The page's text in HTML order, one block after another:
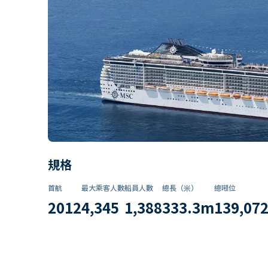
規格
首航
2012
最大乘客人數
4,345
船員人數
1,388
總長（米）
333.3m
總噸位
139,072